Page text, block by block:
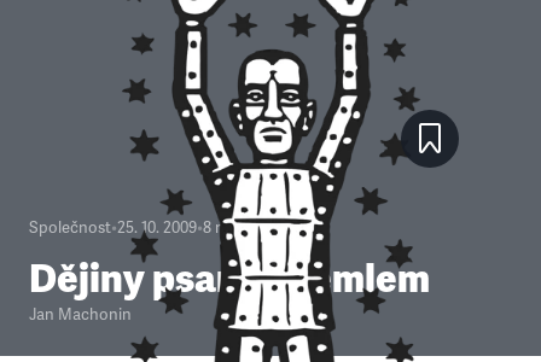
Společnost•25. 10. 2009•8 minut
Dějiny psané Kremlem
Jan Machonin